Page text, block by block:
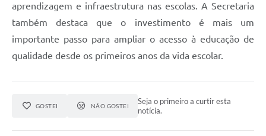
aprendizagem e infraestrutura nas escolas. A Secretaria
também destaca que o investimento é mais um
importante passo para ampliar o acesso à educação de
qualidade desde os primeiros anos da vida escolar.
GOSTEI NÃO GOSTEI
Seja o primeiro a curtir esta
notícia.